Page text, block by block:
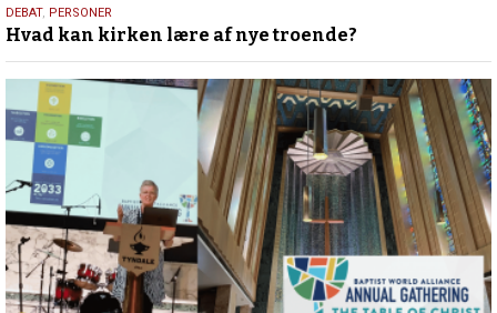
25.
juli
2026
DEBAT, PERSONER
Hvad kan kirken lære af nye troende?